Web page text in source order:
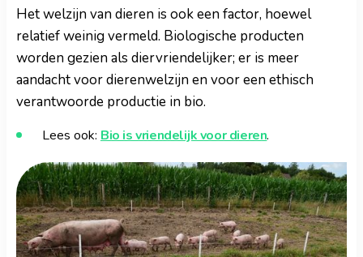
Het welzijn van dieren is ook een factor, hoewel
relatief weinig vermeld. Biologische producten
worden gezien als diervriendelijker; er is meer
aandacht voor dierenwelzijn en voor een ethisch
verantwoorde productie in bio.
Lees ook: Bio is vriendelijk voor dieren.